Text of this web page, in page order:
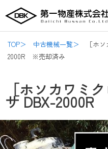
容
を
TOP＞ 中古機械一覧＞ ［ホソ
2000R ※売却済み
［ホソカワミ
サ DBX-
navigation